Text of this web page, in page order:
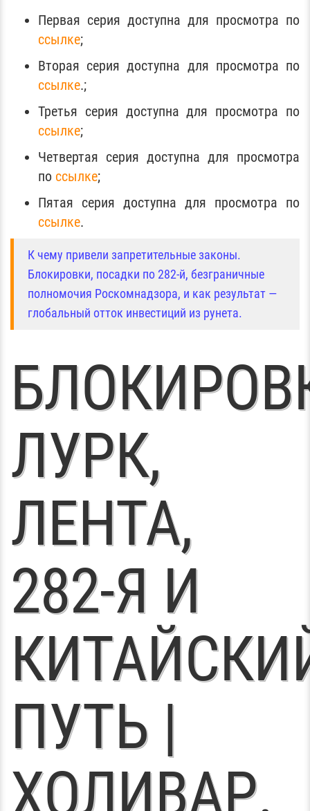
Первая серия доступна для просмотра по
ссылке;
Вторая серия доступна для просмотра по
ссылке.;
Третья серия доступна для просмотра по
ссылке;
Четвертая серия доступна для просмотра
по ссылке;
Пятая серия доступна для просмотра по
ссылке.
К чему привели запретительные законы.
Блокировки, посадки по 282-й, безграничные
полномочия Роскомнадзора, и как результат —
глобальный отток инвестиций из рунета.
ЛУРК,
ЛЕНТА,
282-Я И
ПУТЬ |
ХОЛИВАР.